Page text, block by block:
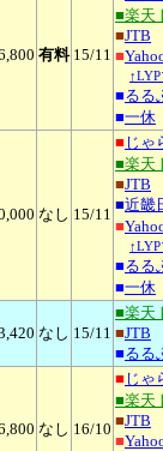
有料 15/11
■楽天
■JTB
■
■るる
■一休
なし 15/11
■ じゃ
■楽天
■JTB
■近畿
■
■るる
■一休
なし 15/11
■楽天
■JTB
■るる
なし 16/10
■ じゃ
■楽天
■JTB
■